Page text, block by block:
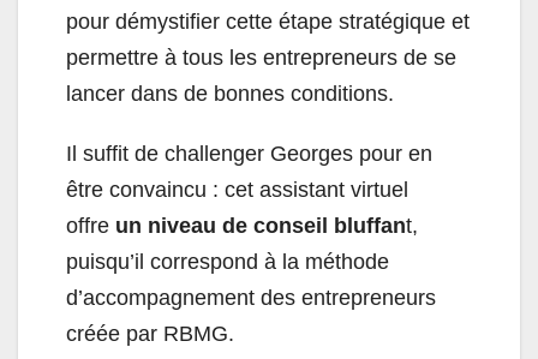
pour démystifier cette étape stratégique et
permettre à tous les entrepreneurs de se
lancer dans de bonnes conditions.
Il suffit de challenger Georges pour en
être convaincu : cet assistant virtuel
offre un niveau de conseil bluffant,
puisqu’il correspond à la méthode
d’accompagnement des entrepreneurs
créée par RBMG.